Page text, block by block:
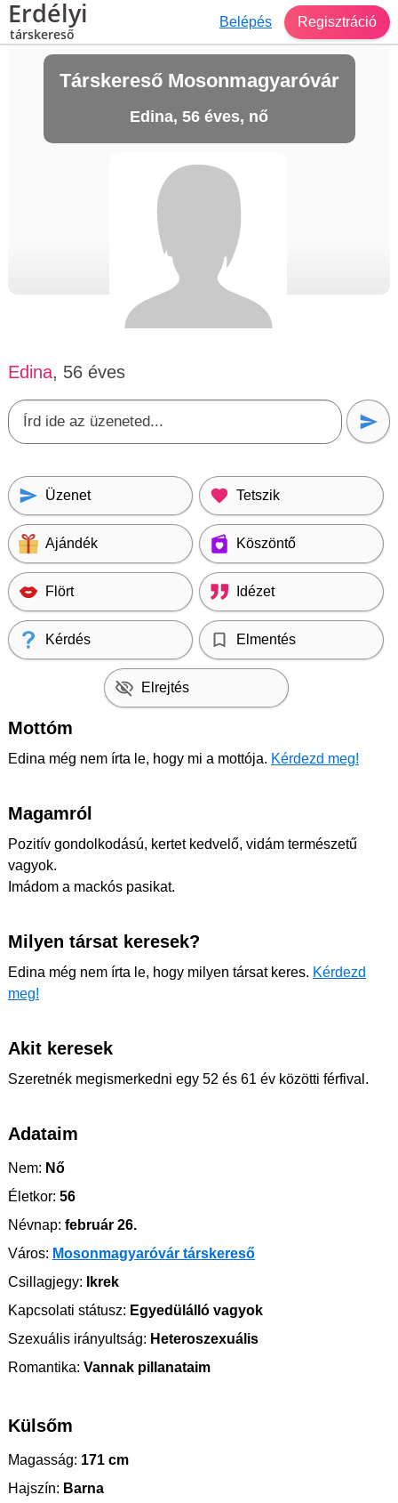
Erdélyi
társkereső
Belépés Regisztráció
Társkereső Mosonmagyaróvár
Edina, 56 éves, nő
Edina, 56 éves
Üzenet Tetszik
Ajándék Köszöntő
Flört Idézet
Kérdés Elmentés
Elrejtés
Mottóm
Edina még nem írta le, hogy mi a mottója. Kérdezd meg!
Magamról
Pozitív gondolkodású, kertet kedvelő, vidám természetű
vagyok.
Imádom a mackós pasikat.
Milyen társat keresek?
Edina még nem írta le, hogy milyen társat keres. Kérdezd
meg!
Akit keresek
Szeretnék megismerkedni egy 52 és 61 év közötti férfival.
Adataim
Nem: Nő
Életkor: 56
Névnap: február 26.
Város: Mosonmagyaróvár társkereső
Csillagjegy: Ikrek
Kapcsolati státusz: Egyedülálló vagyok
Szexuális irányultság: Heteroszexuális
Romantika: Vannak pillanataim
Külsőm
Magasság: 171 cm
Hajszín: Barna